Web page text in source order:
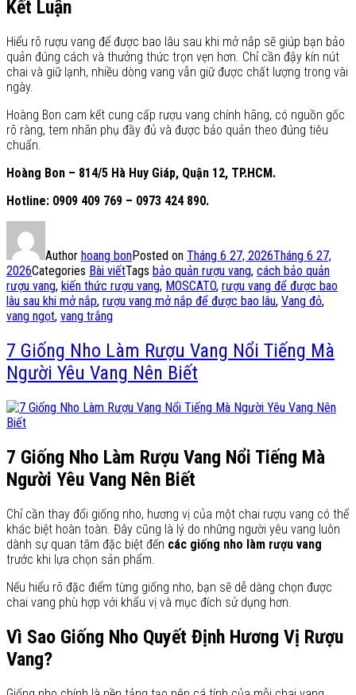
Kết Luận
Hiểu rõ rượu vang để được bao lâu sau khi mở nắp sẽ giúp bạn bảo
quản đúng cách và thưởng thức trọn vẹn hơn. Chỉ cần đậy kín nút
chai và giữ lạnh, nhiều dòng vang vẫn giữ được chất lượng trong vài
ngày.
Hoàng Bon cam kết cung cấp rượu vang chính hãng, có nguồn gốc
rõ ràng, tem nhãn phụ đầy đủ và được bảo quản theo đúng tiêu
chuẩn.
Hoàng Bon – 814/5 Hà Huy Giáp, Quận 12, TP.HCM.
Hotline: 0909 409 769 – 0973 424 890.
Author hoang bonPosted on Tháng 6 27, 2026Tháng 6 27,
2026Categories Bài viếtTags bảo quản rượu vang, cách bảo quản
rượu vang, kiến thức rượu vang, MOSCATO, rượu vang để được bao
lâu sau khi mở nắp, rượu vang mở nắp để được bao lâu, Vang đỏ,
vang ngọt, vang trắng
7 Giống Nho Làm Rượu Vang Nổi Tiếng Mà
Người Yêu Vang Nên Biết
7 Giống Nho Làm Rượu Vang Nổi Tiếng Mà
Người Yêu Vang Nên Biết
Chỉ cần thay đổi giống nho, hương vị của một chai rượu vang có thể
khác biệt hoàn toàn. Đây cũng là lý do những người yêu vang luôn
dành sự quan tâm đặc biệt đến các giống nho làm rượu vang
trước khi lựa chọn sản phẩm.
Nếu hiểu rõ đặc điểm từng giống nho, bạn sẽ dễ dàng chọn được
chai vang phù hợp với khẩu vị và mục đích sử dụng hơn.
Vì Sao Giống Nho Quyết Định Hương Vị Rượu
Vang?